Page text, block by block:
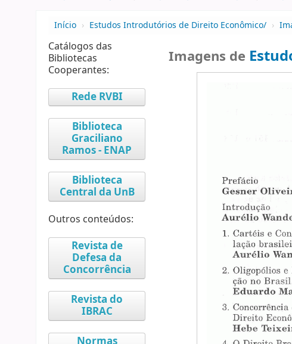
Início › Estudos Introdutórios de Direito Econômico/ ›
Catálogos das
Bibliotecas
Cooperantes:
Rede RVBI
Biblioteca
Graciliano
Ramos - ENAP
Biblioteca
Central da UnB
Outros conteúdos:
Revista de
Defesa da
Concorrência
Revista do
IBRAC
Imagens de